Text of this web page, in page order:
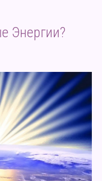
Энергии?